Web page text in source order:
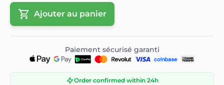
Ajouter au panier
Paiement sécurisé garanti
Order confirmed within 24h